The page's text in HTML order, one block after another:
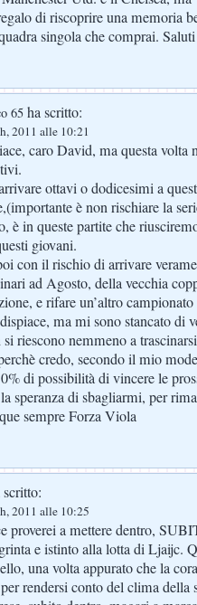
di riscoprire una memoria
singola che comprai.
65 ha scritto:
2011 alle 10:21
caro David, ma questa volta
ottavi o dodicesimi a
è non rischiare la
è in queste partite che
giovani.
con il rischio di arrivare
ad Agosto, della vecchia
e rifare un’altro
ma mi sono stancato di
si riescono nemmeno a
credo, secondo il mio
di possibilità di vincere le
speranza di sbagliarmi, per
sempre Forza Viola
scritto:
2011 alle 10:25
proverei a mettere dentro,
e istinto alla lotta di Ljaijc.
una volta appurato che la
rendersi conto del clima della